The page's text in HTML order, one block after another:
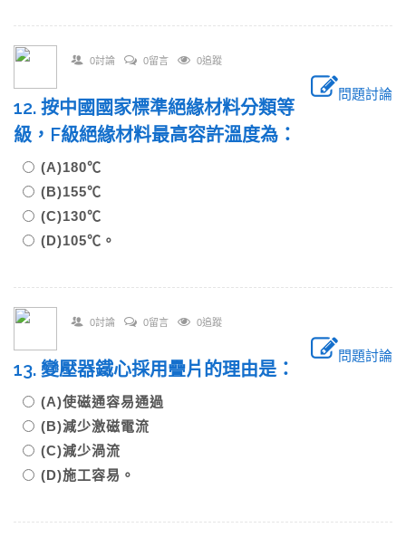
0討論 0留言 0追蹤
問題討論
12. 按中國國家標準絕緣材料分類等
級，F級絕緣材料最高容許溫度為：
(A)180℃
(B)155℃
(C)130℃
(D)105℃。
0討論 0留言 0追蹤
問題討論
13. 變壓器鐵心採用疊片的理由是：
(A)使磁通容易通過
(B)減少激磁電流
(C)減少渦流
(D)施工容易。